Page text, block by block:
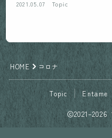
2021.05.07 Topic
HOME コロナ
Topic Entame